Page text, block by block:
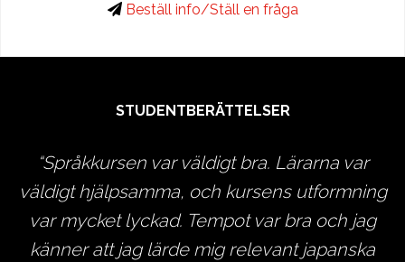
Beställ info/Ställ en fråga
STUDENTBERÄTTELSER
Språkkursen var väldigt bra. Lärarna var
väldigt hjälpsamma, och kursens utformning
var mycket lyckad. Tempot var bra och jag
känner att jag lärde mig relevant japanska